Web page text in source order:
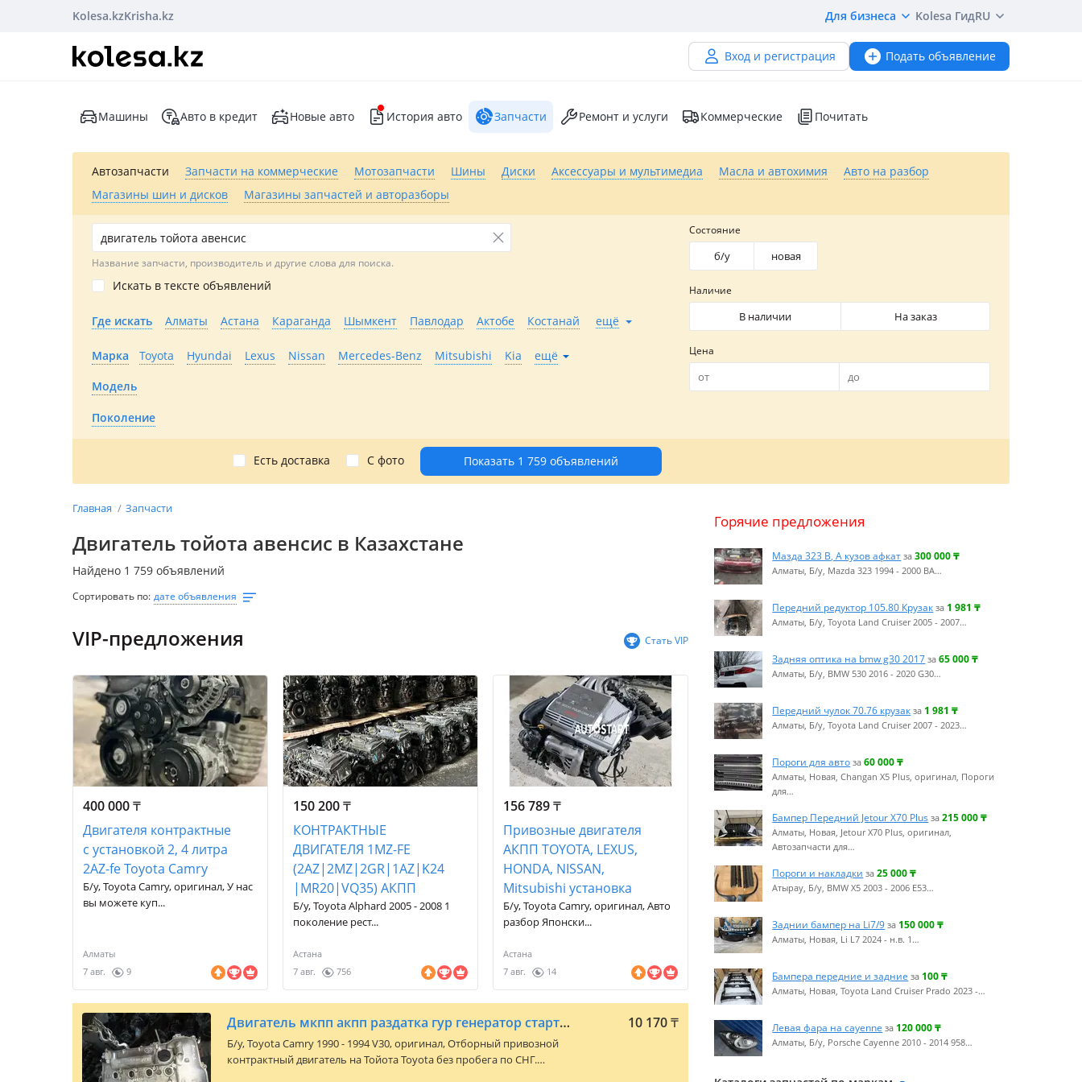
Kolesa.kzKrisha.kz Для бизнеса Kolesa ГидRU
Вход и регистрация Подать объявление
Машины Авто в кредит Новые авто История авто Запчасти Ремонт и услуги Коммерческие Почитать
Автозапчасти Запчасти на коммерческие Мотозапчасти Шины Диски Аксессуары и мультимедиа Масла и автохимия
Авто на разбор
Магазины шин и дисков
Магазины запчастей и авторазборы
Название запчасти, производитель и другие слова для поиска.
Искать в тексте объявлений
Где искать Алматы Астана Караганда Шымкент Павлодар Актобе Костанай ещё
Марка Toyota Hyundai Lexus Nissan Mercedes-Benz Mitsubishi Kia ещё
Модель
Поколение
Состояние
б/y новая
Наличие
В наличии На заказ
Цена
Показать 1 759 объявлений
Есть доставка С фото
Главная Запчасти
Двигатель тойота авенсис в Казахстане
Найдено 1 759 объявлений
Сортировать по: дате объявления
VIP-предложения Стать VIP
400 000₸
Двигателя контрактные
с установкой 2, 4 литра
2AZ-fe Toyota Camry
Б/у, Toyota Camry, оригинал, У нас
вы можете куп...
Алматы
7 авг.
9
150 200₸
КОНТРАКТНЫЕ
ДВИГАТЕЛЯ 1MZ-FE
(2AZ|2MZ|2GR|1AZ|K24
|MR20|VQ35) АКПП
Б/у, Toyota Alphard 2005 - 2008 1
поколение рест...
Астана
7 авг.
756
156 789₸
Привозные двигателя
АКПП TOYOTA, LEXUS,
HONDA, NISSAN,
Mitsubishi установка
Б/у, Toyota Camry, оригинал, Авто
разбор Японски...
Астана
7 авг.
14
Двигатель мкпп акпп раздатка гур генератор стартер датчик кондер форсунка 10 170₸
Б/y,Toyota Camry 1990 - 1994 V30, оригинал, Отборный привозной
контрактный двигатель на Тойота Toyota без пробега по СНГ.
Горячие предложения
Мазда 323 В, А кузов афкат за300 000₸
Алматы, Б/у, Mazda 323 1994 - 2000 BA…
Передний редуктор 105.80 Крузак за 1 981₸
Алматы, Б/у, Toyota Land Cruiser 2005 - 2007…
Задняя оптика на bmw g30 2017 за65 000₸
Алматы, Б/у, BMW 530 2016 - 2020 G30…
Передний чулок 70.76 крузак за 1 981₸
Алматы, Б/у, Toyota Land Cruiser 2007 - 2023…
Пороги для авто за60 000₸
Алматы, Новая, Changan X5 Plus, оригинал, Пороги
для…
Бампер Передний Jetour X70 Plus за215 000₸
Алматы, Новая, Jetour X70 Plus, оригинал,
Автозапчасти для…
Пороги и накладки за25 000₸
Атырау, Б/у, BMW X5 2003 - 2006 E53…
Заднии бампер на Li7/9 за 150 000₸
Алматы, Новая, Li L7 2024 - н.в. 1…
Бампера передние и задние за 100₸
Алматы, Новая, Toyota Land Cruiser Prado 2023 -…
Левая фара на cayenne за 120 000₸
Алматы, Б/у, Porsche Cayenne 2010 - 2014 958…